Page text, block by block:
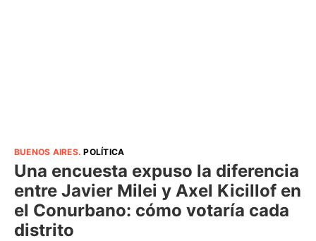
BUENOS AIRES.POLÍTICA
Una encuesta expuso la diferencia
entre Javier Milei y Axel Kicillof en
el Conurbano: cómo votaría cada
distrito